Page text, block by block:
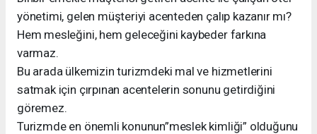
yönetimi, gelen müşteriyi acenteden çalıp kazanır mı?
Hem mesleğini, hem geleceğini kaybeder farkına
varmaz.
Bu arada ülkemizin turizmdeki mal ve hizmetlerini
satmak için çırpınan acentelerin sonunu getirdiğini
göremez.
Turizmde en önemli konunun”meslek kimliği” olduğunu